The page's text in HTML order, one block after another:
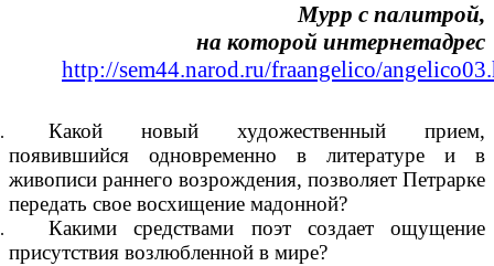
Мурр с палитрой,
на которой интернетадрес
http://sem44.narod.ru/fraangelico/
Какой новый художественный прием,
появившийся одновременно в литературе и в
живописи раннего возрождения, позволяет Петрарке
передать свое восхищение мадонной?
Какими средствами поэт создает ощущение
присутствия возлюбленной в мире?